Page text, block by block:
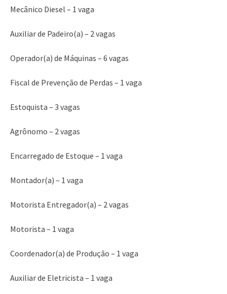
Mecânico Diesel – 1 vaga
Auxiliar de Padeiro(a) – 2 vagas
Operador(a) de Máquinas – 6 vagas
Fiscal de Prevenção de Perdas – 1 vaga
Estoquista – 3 vagas
Agrônomo – 2 vagas
Encarregado de Estoque – 1 vaga
Montador(a) – 1 vaga
Motorista Entregador(a) – 2 vagas
Motorista – 1 vaga
Coordenador(a) de Produção – 1 vaga
Auxiliar de Eletricista – 1 vaga